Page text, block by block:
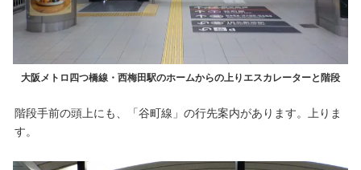
大阪メトロ四つ橋線・西梅田駅のホームからの上りエスカレーターと階段
階段手前の頭上にも、「谷町線」の行先案内があります。上りま
す。